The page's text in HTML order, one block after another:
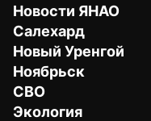
Новости ЯНАО
Салехард
Новый Уренгой
Ноябрьск
СВО
Экология